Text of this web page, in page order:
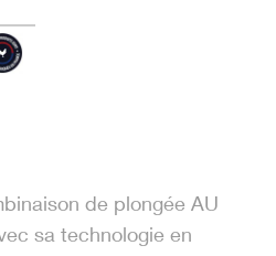
de plongée AU
sa technologie en